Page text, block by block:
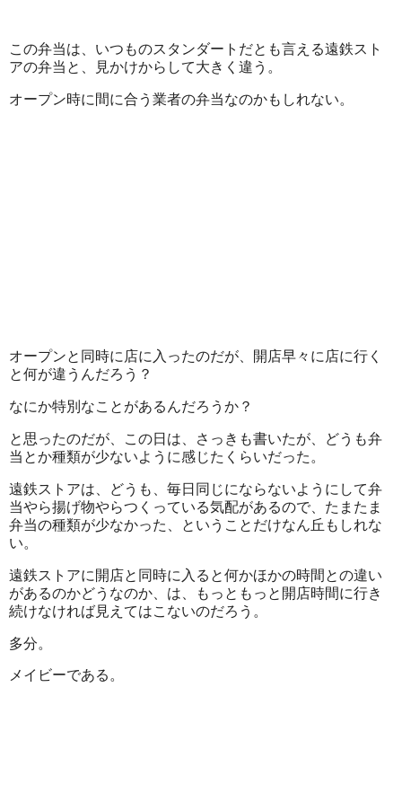
この弁当は、いつものスタンダートだとも言える遠鉄スト
アの弁当と、見かけからして大きく違う。
オープン時に間に合う業者の弁当なのかもしれない。
オープンと同時に店に入ったのだが、開店早々に店に行く
と何が違うんだろう？
なにか特別なことがあるんだろうか？
と思ったのだが、この日は、さっきも書いたが、どうも弁
当とか種類が少ないように感じたくらいだった。
遠鉄ストアは、どうも、毎日同じにならないようにして弁
当やら揚げ物やらつくっている気配があるので、たまたま
弁当の種類が少なかった、ということだけなん丘もしれな
い。
遠鉄ストアに開店と同時に入ると何かほかの時間との違い
があるのかどうなのか、は、もっともっと開店時間に行き
続けなければ見えてはこないのだろう。
多分。
メイビーである。